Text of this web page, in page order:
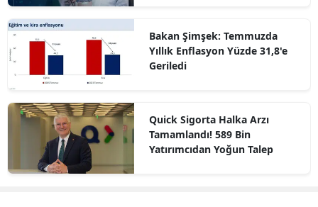
Bakan Şimşek: Temmuzda
Yıllık Enflasyon Yüzde 31,8'e
Geriledi
Quick Sigorta Halka Arzı
Tamamlandı! 589 Bin
Yatırımcıdan Yoğun Talep